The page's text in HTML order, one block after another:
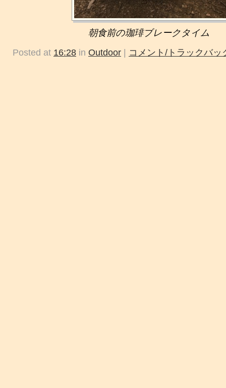
朝食前の珈琲ブレークタイム
Posted at 16:28 in Outdoor コメント/トラックバッ